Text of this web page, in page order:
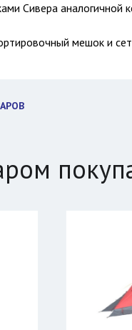
Сивера аналогичной
мешок и